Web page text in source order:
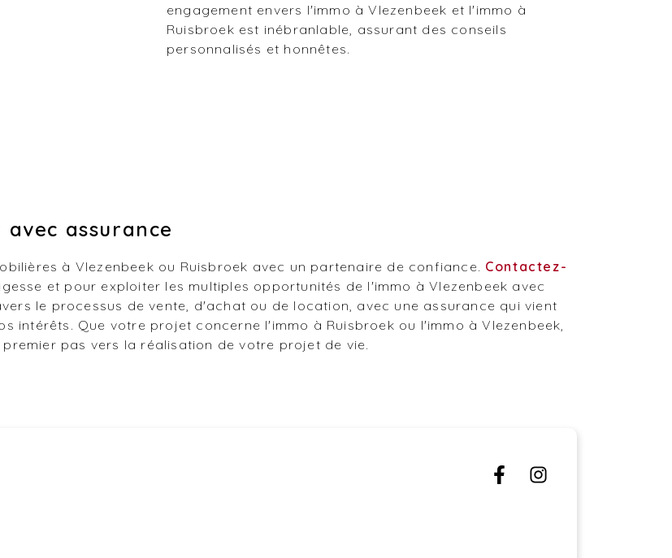
engagement envers l'immo à Vlezenbeek et l'immo à
Ruisbroek est inébranlable, assurant des conseils
personnalisés et honnêtes.
assurance
à Vlezenbeek ou Ruisbroek avec un partenaire de confiance. Contactez-
et pour exploiter les multiples opportunités de l'immo à Vlezenbeek avec
le processus de vente, d'achat ou de location, avec une assurance qui vient
intérêts. Que votre projet concerne l'immo à Ruisbroek ou l'immo à Vlezenbeek,
pas vers la réalisation de votre projet de vie.